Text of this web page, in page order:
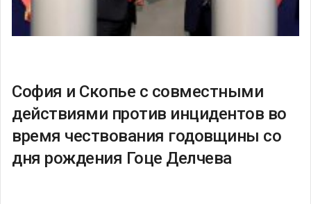
София и Скопье с совместными
действиями против инцидентов во
время чествования годовщины со
дня рождения Гоце Делчева